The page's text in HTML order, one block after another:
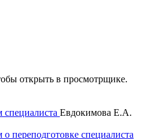
открыть в просмотрщике.
Евдокимова Е.А.